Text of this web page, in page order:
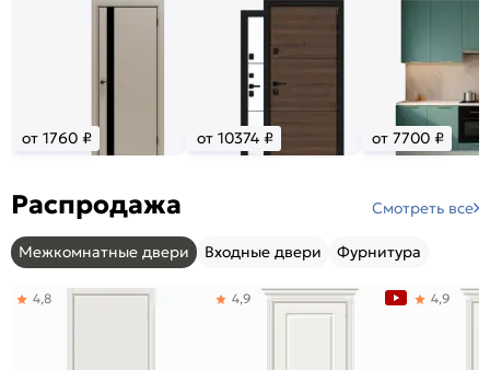
от 1760 ₽ от 10374 ₽ от 7700 ₽
Распродажа Смотреть все
Межкомнатные двери Входные двери Фурнитура
4,8 4,9 4,9